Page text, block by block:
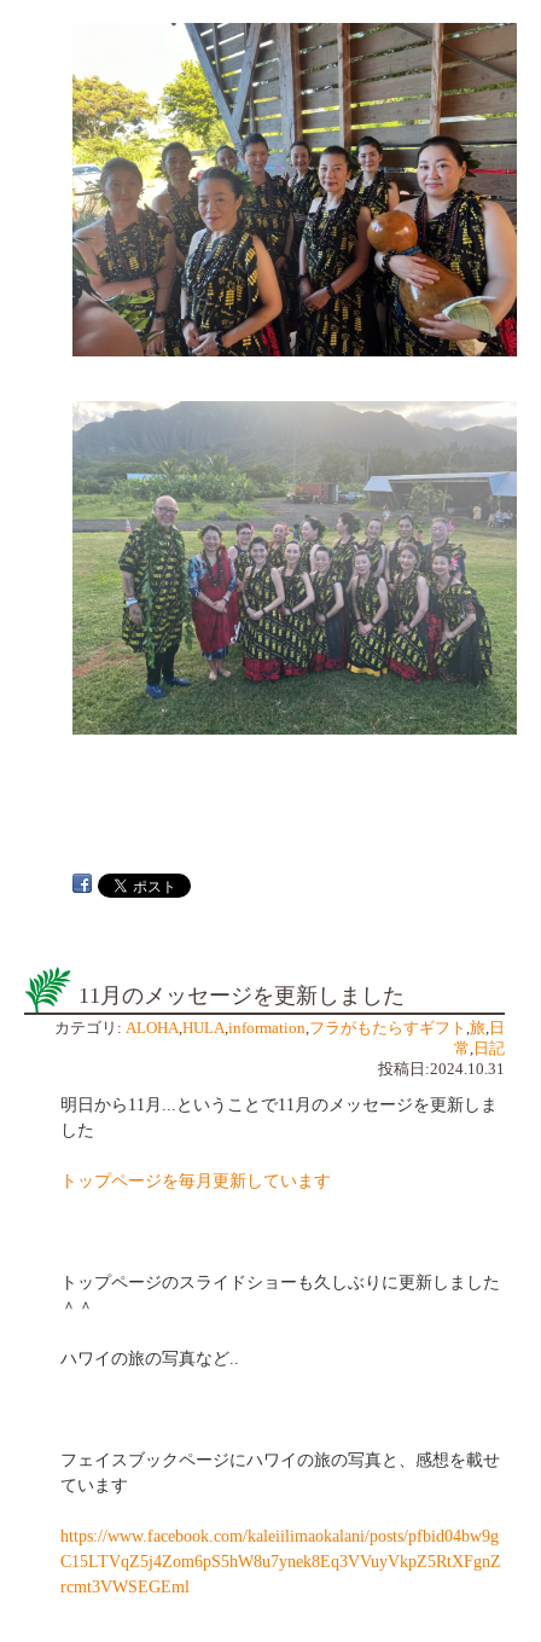
11月のメッセージを更新しました
カテゴリ: ALOHA,HULA,information,フラがもたらすギフト ,旅, 日
常, 日記
投稿日:2024.10.31
明日から11月...ということで11月のメッセージを更新しま
した
トップページを毎月更新しています
トップページのスライドショーも久しぶりに更新しました
＾＾
ハワイの旅の写真など..
フェイスブックページにハワイの旅の写真と、感想を載せ
ています
https://www.facebook.com/kaleiilimaokalani/posts/pfbid04bw9g
C15LTVqZ5j4Zom6pS5hW8u7ynek8Eq3VVuyVkpZ5RtXFgnZ
rcmt3VWSEGEml